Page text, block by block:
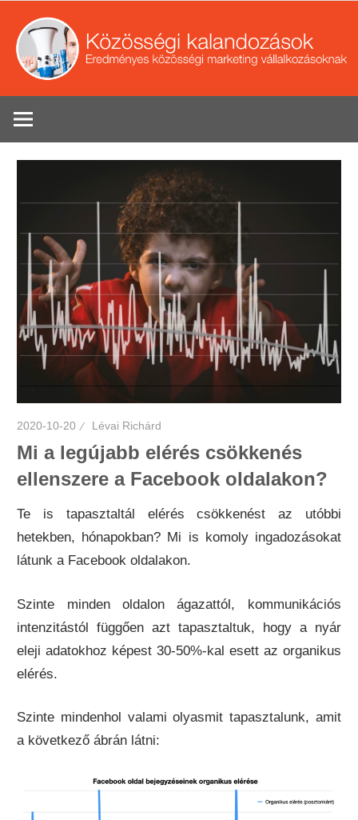
content
közösségi
2020-10-20 Lévai Richárd
Mi a legújabb elérés csökkenés
ellenszere a Facebook oldalakon?
Te is tapasztaltál elérés csökkenést az utóbbi
hetekben, hónapokban? Mi is komoly ingadozásokat
látunk a Facebook oldalakon.
Szinte minden oldalon ágazattól, kommunikációs
intenzitástól függően azt tapasztaltuk, hogy a nyár
eleji adatokhoz képest 30-50%-kal esett az organikus
elérés.
Szinte mindenhol valami olyasmit tapasztalunk, amit
a következő ábrán látni: